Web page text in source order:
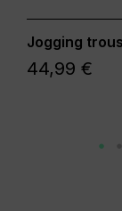
Jogging
44,99 €